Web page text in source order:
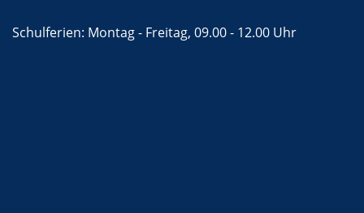
Schulferien: Montag - Freitag, 09.00 - 12.00 Uhr